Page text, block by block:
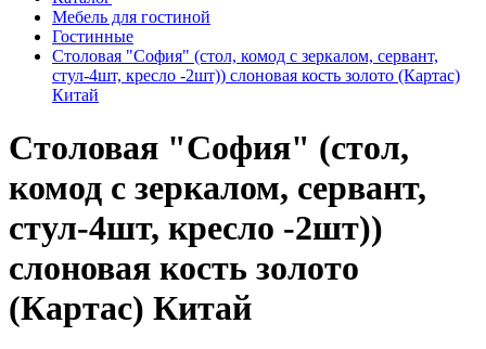
Мебель для гостиной
Гостинные
Столовая "София" (стол, комод с зеркалом, сервант,
стул-4шт, кресло -2шт)) слоновая кость золото (Картас)
Китай
Столовая "София" (стол,
комод с зеркалом, сервант,
стул-4шт, кресло -2шт))
слоновая кость золото
(Картас) Китай